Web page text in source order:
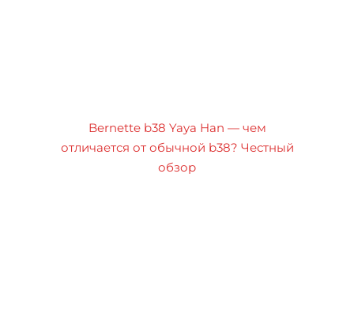
Bernette b38 Yaya Han — чем
отличается от обычной b38? Честный
обзор